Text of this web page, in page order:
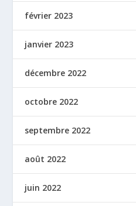
février 2023
janvier 2023
décembre 2022
octobre 2022
septembre 2022
août 2022
juin 2022